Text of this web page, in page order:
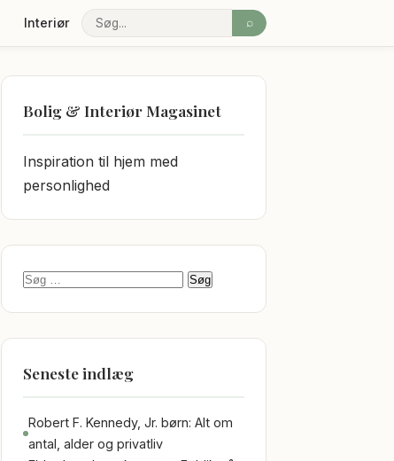
Interiør
Søg
⌕
Bolig & Interiør Magasinet
Inspiration til hjem med
personlighed
Søg efter:
Seneste indlæg
Robert F. Kennedy, Jr. børn: Alt om
antal, alder og privatliv